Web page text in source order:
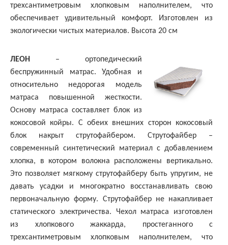
трехсантиметровым хлопковым наполнителем, что
обеспечивает удивительный комфорт. Изготовлен из
экологически чистых материалов. Высота 20 см
ЛЕОН – ортопедический
беспружинный матрас. Удобная и
относительно недорогая модель
матраса повышенной жесткости.
Основу матраса составляет блок из
кокосовой койры. С обеих внешних сторон кокосовый
блок накрыт струтофайбером. Струтофайбер –
современный синтетический материал с добавлением
хлопка, в котором волокна расположены вертикально.
Это позволяет мягкому струтофайберу быть упругим, не
давать усадки и многократно восстанавливать свою
первоначальную форму. Струтофайбер не накапливает
статического электричества. Чехол матраса изготовлен
из хлопкового жаккарда, простеганного с
трехсантиметровым хлопковым наполнителем, что